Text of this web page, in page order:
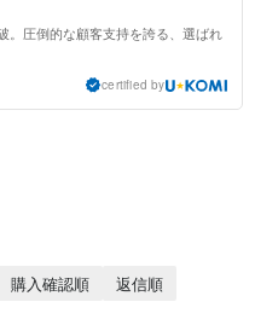
。圧倒的な顧客支持を誇る、選ばれ
certified by
購入確認順
返信順